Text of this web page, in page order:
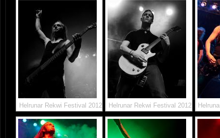
Helrunar Rekwi Festival 2012 Helrunar Rekwi Festival 2012